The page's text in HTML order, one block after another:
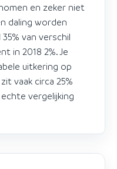
en zeker niet
daling worden
van verschil
in 2018 2%. Je
uitkering op
vaak circa 25%
vergelijking